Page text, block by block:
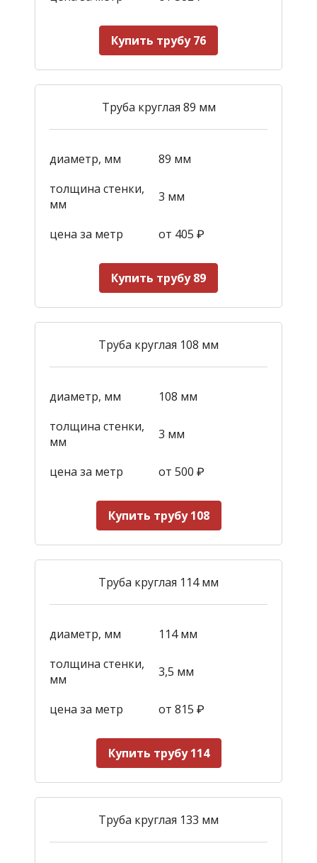
Купить трубу 76
Труба круглая 89 мм
диаметр, мм
89 мм
толщина стенки,
мм
3 мм
цена за метр от 405 ₽
Купить трубу 89
Труба круглая 108 мм
диаметр, мм
108 мм
толщина стенки,
мм
3 мм
цена за метр от 500 ₽
Купить трубу 108
Труба круглая 114 мм
диаметр, мм
114 мм
толщина стенки,
мм
3,5 мм
цена за метр от 815 ₽
Купить трубу 114
Труба круглая 133 мм